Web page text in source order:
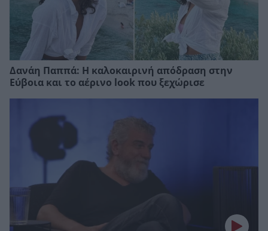
Δανάη Παππά: Η καλοκαιρινή απόδραση στην
Εύβοια και το αέρινο look που ξεχώρισε